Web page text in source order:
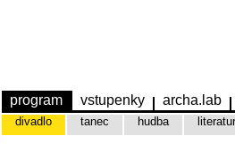
program vstupenky archa.lab
divadlo tanec hudba